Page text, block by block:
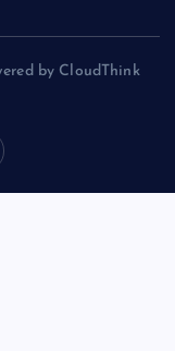
by CloudThink